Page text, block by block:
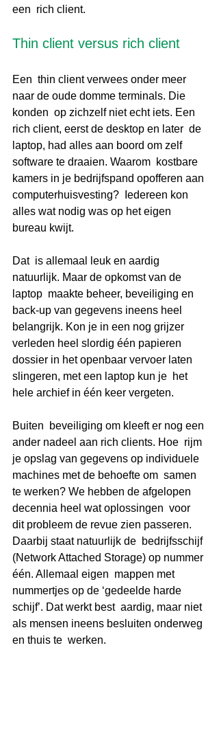
een  rich client.
Thin client versus rich client
Een  thin client verwees onder meer
naar de oude domme terminals. Die
konden  op zichzelf niet echt iets. Een
rich client, eerst de desktop en later  de
laptop, had alles aan boord om zelf
software te draaien. Waarom  kostbare
kamers in je bedrijfspand opofferen aan
computerhuisvesting?  Iedereen kon
alles wat nodig was op het eigen
bureau kwijt.
Dat  is allemaal leuk en aardig
natuurlijk. Maar de opkomst van de
laptop  maakte beheer, beveiliging en
back-up van gegevens ineens heel
belangrijk. Kon je in een nog grijzer
verleden heel slordig één papieren
dossier in het openbaar vervoer laten
slingeren, met een laptop kun je  het
hele archief in één keer vergeten.
Buiten  beveiliging om kleeft er nog een
ander nadeel aan rich clients. Hoe  rijm
je opslag van gegevens op individuele
machines met de behoefte om  samen
te werken? We hebben de afgelopen
decennia heel wat oplossingen  voor
dit probleem de revue zien passeren.
Daarbij staat natuurlijk de  bedrijfsschijf
(Network Attached Storage) op nummer
één. Allemaal eigen  mappen met
nummertjes op de ‘gedeelde harde
schijf’. Dat werkt best  aardig, maar niet
als mensen ineens besluiten onderweg
en thuis te  werken.